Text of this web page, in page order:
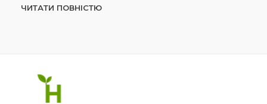
ЧИТАТИ ПОВНІСТЮ